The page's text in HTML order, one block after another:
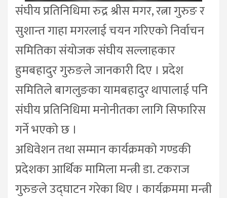
संघीय प्रतिनिधिमा रुद्र श्रीस मगर, रत्ना गुरुङ र
सुशान्त गाहा मगरलाई चयन गरिएको निर्वाचन
समितिका संयोजक संघीय सल्लाहकार
हुमबहादुर गुरुङले जानकारी दिए । प्रदेश
समितिले बागलुङका यामबहादुर थापालाई पनि
संघीय प्रतिनिधिमा मनोनीतका लागि सिफारिस
गर्ने भएको छ ।
अधिवेशन तथा सम्मान कार्यक्रमको गण्डकी
प्रदेशका आर्थिक मामिला मन्त्री डा. टकराज
गुरुङले उद्घाटन गरेका थिए । कार्यक्रममा मन्त्री